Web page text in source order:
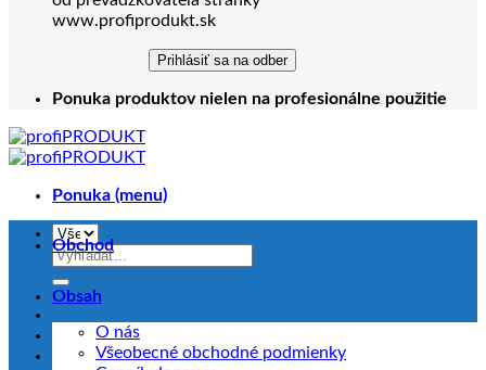
www.profiprodukt.sk
Ponuka produktov nielen na profesionálne použitie
Ponuka (menu)
Hľadať:
Obchod
Obsah
O nás
Všeobecné obchodné podmienky